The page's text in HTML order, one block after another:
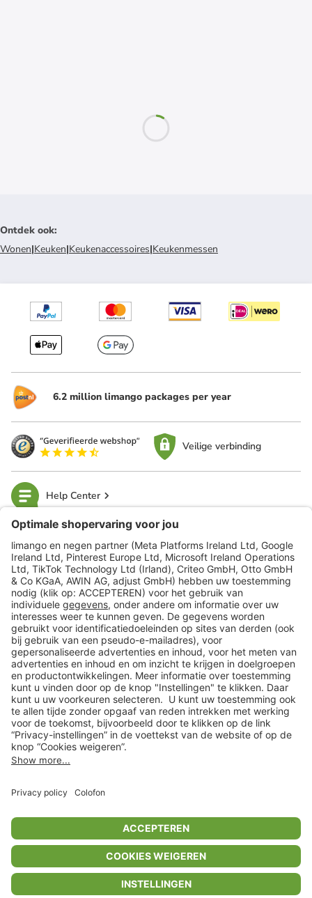
In winkelwagentje voor
Ontdek ook:
Wonen|Keuken|Keukenaccessoires|Keukenmessen
6.2 million limango packages per year
Veilige verbinding
Help Center
limango
Veilig winkelen
Klantenservice
Shop
Acties
limango.de limango.pl
** Alle prijsopgaven zijn inclusief belasting en exclusief verzendkosten
ᵃ Bij een minimale bestelwaarde van €15.